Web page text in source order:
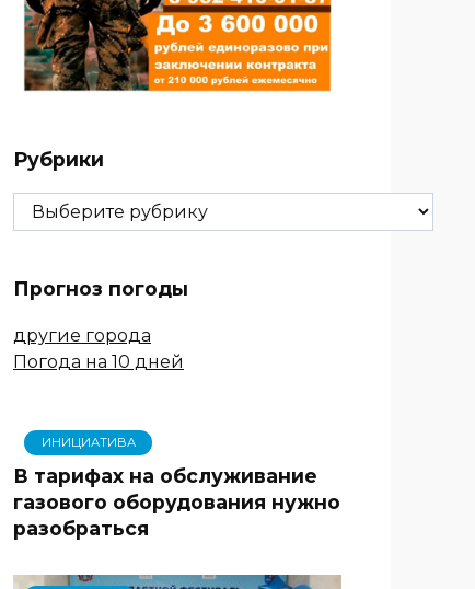
Рубрики
Рубрики
Прогноз погоды
другие города
Погода на 10 дней
ИНИЦИАТИВА
В тарифах на обслуживание
газового оборудования нужно
разобраться